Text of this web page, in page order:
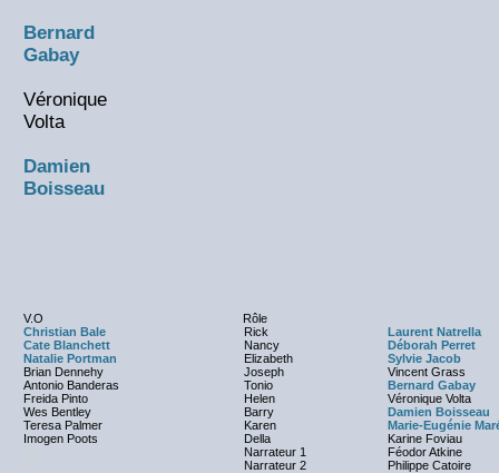
Bernard
Gabay
Véronique
Volta
Damien
Boisseau
V.O
Rôle
Christian Bale
Rick
Laurent Natrella
Cate Blanchett
Nancy
Déborah Perret
Natalie Portman
Elizabeth
Sylvie Jacob
Brian Dennehy
Joseph
Vincent Grass
Antonio Banderas
Tonio
Bernard Gabay
Freida Pinto
Helen
Véronique Volta
Wes Bentley
Barry
Damien Boisseau
Teresa Palmer
Karen
Marie-Eugénie
Imogen Poots
Della
Karine Foviau
Narrateur 1
Féodor Atkine
Narrateur 2 Philippe Catoire